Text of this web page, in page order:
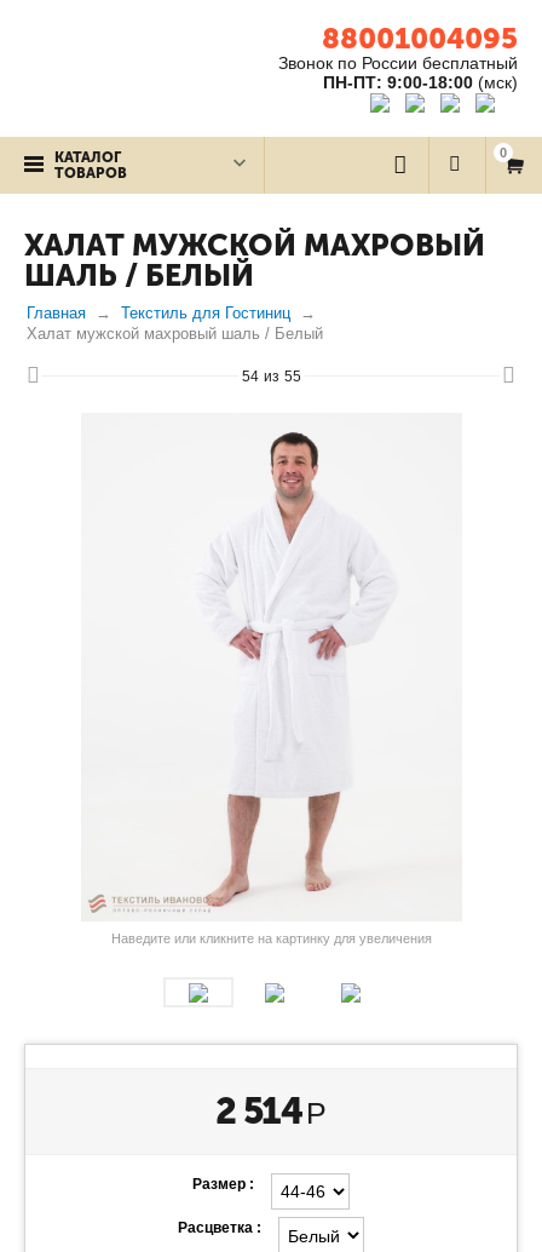
88001004095
Звонок по России бесплатный
ПН-ПТ: 9:00-18:00 (мск)
КАТАЛОГ
ТОВАРОВ
0
ХАЛАТ МУЖСКОЙ МАХРОВЫЙ
ШАЛЬ / БЕЛЫЙ
Главная
Текстиль для Гостиниц
Халат мужской махровый шаль / Белый
54 из 55
Наведите или кликните на картинку для увеличения
2 514 Р
Размер :
Расцветка :